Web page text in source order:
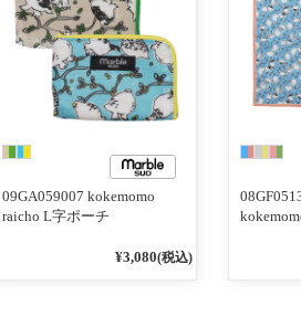
09GA059007 kokemomo
raicho L字ポーチ
¥3,080(税込)